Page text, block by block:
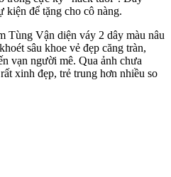
kiện để tặng cho cô nàng.
Tùng Vận diện váy 2 dây màu nâu
sâu khoe vẻ đẹp căng tràn,
vạn người mê. Qua ảnh chưa
xinh đẹp, trẻ trung hơn nhiều so